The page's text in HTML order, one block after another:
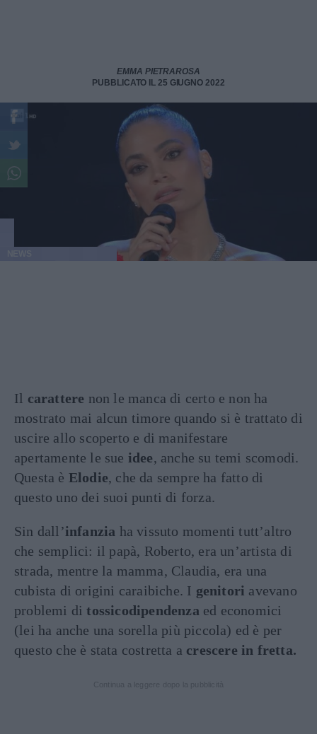
EMMA PIETRAROSA
PUBBLICATO IL 25 GIUGNO 2022
Il carattere non le manca di certo e non ha
mostrato mai alcun timore quando si è trattato di
uscire allo scoperto e di manifestare
apertamente le sue idee, anche su temi scomodi.
Questa è Elodie, che da sempre ha fatto di
questo uno dei suoi punti di forza.
Sin dall’infanzia ha vissuto momenti tutt’altro
che semplici: il papà, Roberto, era un’artista di
strada, mentre la mamma, Claudia, era una
cubista di origini caraibiche. I genitori avevano
problemi ditossicodipendenza ed economici
(lei ha anche una sorella più piccola) ed è per
questo che è stata costretta a crescere in fretta.